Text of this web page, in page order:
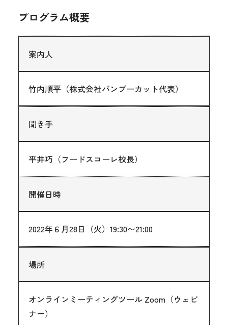
プログラム概要
案内人
竹内順平（株式会社バンブーカット代表）
聞き手
平井巧（フードスコーレ校長）
開催日時
2022年６月28日（火）19:30〜21:00
場所
オンラインミーティングツール Zoom（ウェビ
ナー）